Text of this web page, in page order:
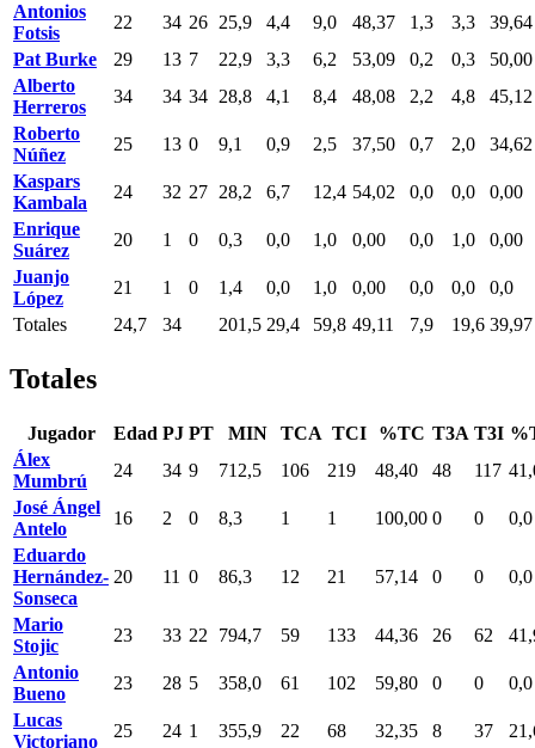
Antonios
Fotsis
22 34 26 25,9 4,4 9,0 48,37 1,3 3,3
39,64
Pat Burke
29 13 7 22,9 3,3 6,2 53,09 0,2 0,3
50,00
Alberto
Herreros
34 34 34 28,8 4,1 8,4 48,08 2,2 4,8
45,12
Roberto
Núñez
25 13 0 9,1 0,9 2,5 37,50 0,7 2,0
34,62
Kaspars
Kambala
24 32 27 28,2 6,7 12,4 54,02 0,0 0,0
0,00
Enrique
Suárez
20 1 0 0,3 0,0 1,0 0,00 0,0 1,0
0,00
Juanjo
López
21 1 0 1,4 0,0 1,0 0,00 0,0 0,0
0,0
Totales
24,7 34 201,5 29,4 59,8 49,11 7,9 19,6 39,97
Totales
Jugador Edad PJ PT MIN TCA TCI %TC T3A T3I
Álex
Mumbrú
24 34 9 712,5 106 219 48,40 48 117
José Ángel
Antelo
16 2 0 8,3 1 1 100,00 0 0
0,0
Eduardo
Hernández-
Sonseca
20 11 0 86,3 12 21 57,14 0 0 0,0
Mario
Stojic
23 33 22 794,7 59 133 44,36 26 62
Antonio
Bueno
23 28 5 358,0 61 102 59,80 0 0
0,0
Lucas
Victoriano
25 24 1 355,9 22 68 32,35 8 37